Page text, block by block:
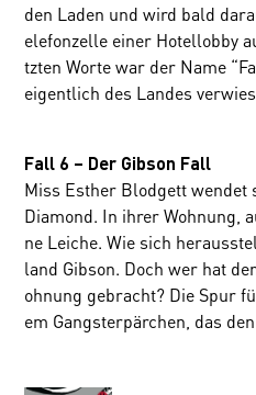
den Laden und wird bald
elefonzelle einer Hotellobby
tzten Worte war der Name
eigentlich des Landes
Fall 6 – Der Gibson Fall
Miss Esther Blodgett wendet
Diamond. In ihrer Wohnung,
ne Leiche. Wie sich
land Gibson. Doch wer hat
ohnung gebracht? Die Spur
em Gangsterpärchen, das